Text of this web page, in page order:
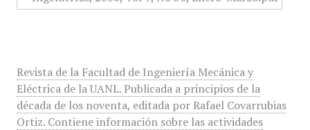
Revista de la Facultad de Ingeniería Mecánica y
Eléctrica de la UANL. Publicada a principios de la
década de los noventa, editada por Rafael Covarrubias
Ortiz. Contiene información sobre las actividades